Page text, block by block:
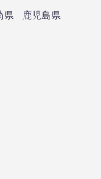
県
鹿児島県